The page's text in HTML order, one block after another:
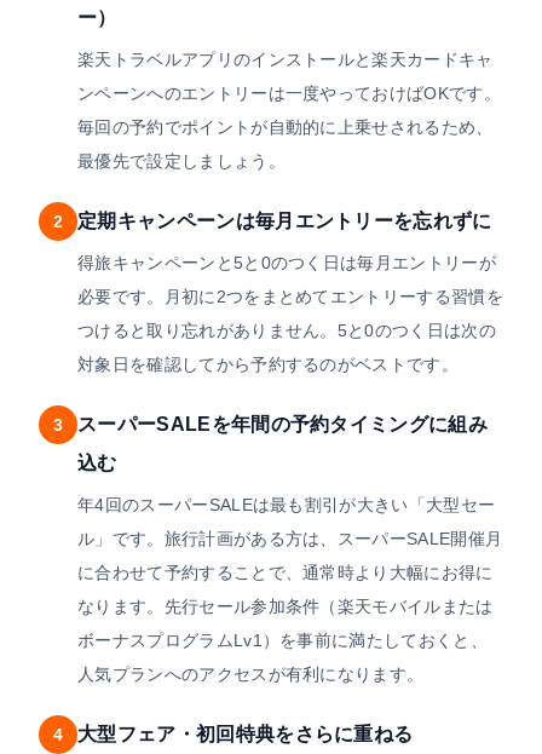
ー）
楽天トラベルアプリのインストールと楽天カードキャ
ンペーンへのエントリーは一度やっておけばOKです。
毎回の予約でポイントが自動的に上乗せされるため、
最優先で設定しましょう。
2 定期キャンペーンは毎月エントリーを忘れずに
得旅キャンペーンと5と0のつく日は毎月エントリーが
必要です。月初に2つをまとめてエントリーする習慣を
つけると取り忘れがありません。5と0のつく日は次の
対象日を確認してから予約するのがベストです。
3
スーパーSALEを年間の予約タイミングに組み
込む
年4回のスーパーSALEは最も割引が大きい「大型セー
ル」です。旅行計画がある方は、スーパーSALE開催月
に合わせて予約することで、通常時より大幅にお得に
なります。先行セール参加条件（楽天モバイルまたは
ボーナスプログラムLv1）を事前に満たしておくと、
人気プランへのアクセスが有利になります。
4 大型フェア・初回特典をさらに重ねる